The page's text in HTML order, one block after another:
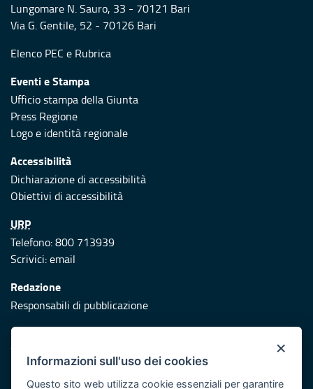
Lungomare N. Sauro, 33 - 70121 Bari
Via G. Gentile, 52 - 70126 Bari
Elenco PEC e Rubrica
Eventi e Stampa
Ufficio stampa della Giunta
Press Regione
Logo e identità regionale
Accessibilità
Dichiarazione di accessibilità
Obiettivi di accessibilità
URP
Telefono: 800 713939
Scrivici:email
Redazione
Responsabili di pubblicazione
Protezione civile
Vai al sito di Protezione Civile Puglia
Iniziativa finanziata con risorse del POR Puglia 2014/2020 -
×
Informazioni sull'uso dei cookies
Questo sito web utilizza cookie essenziali per garantire